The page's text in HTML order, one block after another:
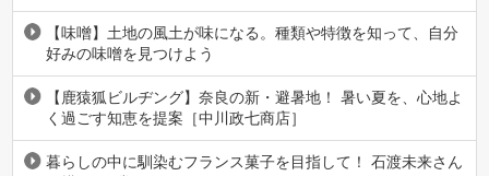
【味噌】土地の風土が味になる。種類や特徴を知って、自分
好みの味噌を見つけよう
【鹿猿狐ビルヂング】奈良の新・避暑地！ 暑い夏を、心地よ
く過ごす知恵を提案［中川政七商店］
暮らしの中に馴染むフランス菓子を目指して！ 石渡未来さん